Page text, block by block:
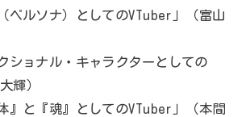
ペルソナ）としてのVTuber」（富山
ショナル・キャラクターとしての
輝）
』と『魂』としてのVTuber」（本間